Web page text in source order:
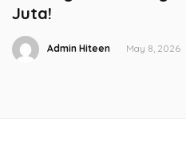
Juta!
Admin Hiteen May 8, 2026